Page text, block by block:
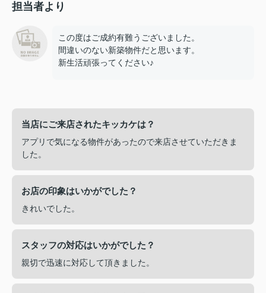
担当者より
この度はご成約有難うございました。
間違いのない新築物件だと思います。
新生活頑張ってください♪
当店にご来店されたキッカケは？
アプリで気になる物件があったので来店させていただきま
した。
お店の印象はいかがでした？
きれいでした。
スタッフの対応はいかがでした？
親切で迅速に対応して頂きました。